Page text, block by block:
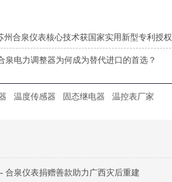
合泉仪表核心技术获国家实用新型专利授权
泉电力调整器为何成为替代进口的首选？
温度传感器 固态继电器 温控表厂家
泉仪表捐赠善款助力广西灾后重建